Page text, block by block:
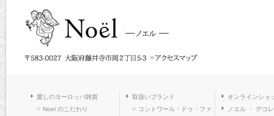
愛しのヨーロッパ雑貨
Noel のこだわり
取扱いブランド
コントワール・ドゥ・ファ
オンラインショ
ノエル ・ デコ